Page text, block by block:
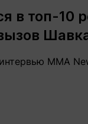
в топ-10
MMA